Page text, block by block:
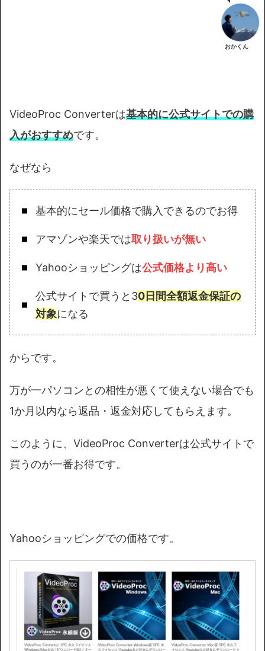
おかくん
VideoProc Converterは基本的に公式サイトでの購
入がおすすめです。
なぜなら
基本的にセール価格で購入できるのでお得
アマゾンや楽天では取り扱いが無い
Yahooショッピングは公式価格より高い
公式サイトで買うと30日間全額返金保証の
対象になる
からです。
万が一パソコンとの相性が悪くて使えない場合でも
1か月以内なら返品・返金対応してもらえます。
このように、VideoProc Converterは公式サイトで
買うのが一番お得です。
Yahooショッピングでの価格です。